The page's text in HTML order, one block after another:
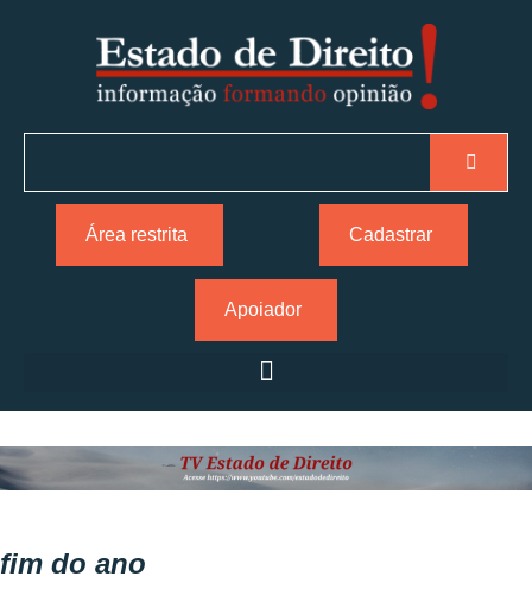
Área restrita Cadastrar
Apoiador
fim do ano